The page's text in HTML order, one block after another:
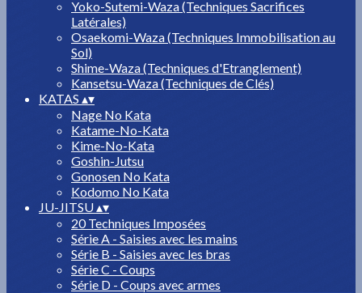
Yoko-Sutemi-Waza (Techniques Sacrifices
Latérales)
Osaekomi-Waza (Techniques Immobilisation au
Sol)
Shime-Waza (Techniques d'Etranglement)
Kansetsu-Waza (Techniques de Clés)
KATAS ▴▾
Nage No Kata
Katame-No-Kata
Kime-No-Kata
Goshin-Jutsu
Gonosen No Kata
Kodomo No Kata
JU-JITSU▴▾
20 Techniques Imposées
Série A - Saisies avec les mains
Série B - Saisies avec les bras
Série C - Coups
Série D - Coups avec armes